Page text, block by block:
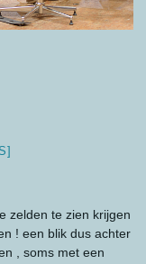
zelden te zien krijgen
! een blik dus achter
, soms met een